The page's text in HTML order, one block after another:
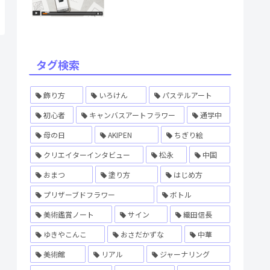
タグ検索
飾り方 いろけん
パステルアート
初心者
キャンバスアートフラワー
通学中
母の日
AKIPEN
ちぎり絵
クリエイターインタビュー
松永
中国
おまつ
塗り方
はじめ方
プリザーブドフラワー
ボトル
美術鑑賞ノート
サイン
織田信長
ゆきやこんこ
おさだかずな
中華
美術館
リアル
ジャーナリング